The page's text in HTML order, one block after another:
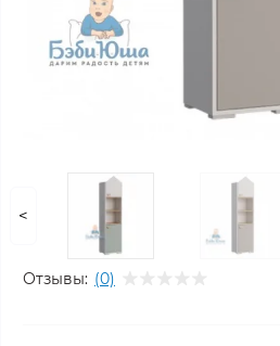
<
Отзывы: (0)